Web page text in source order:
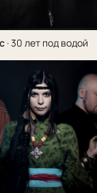
· 30 лет под водой